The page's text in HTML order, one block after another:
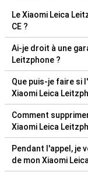
Le Xiaomi Leica
CE ?
Ai-je droit à une
Leitzphone ?
Que puis-je faire si
Xiaomi Leica
Comment
Xiaomi Leica
Pendant l'appel, je
de mon Xiaomi